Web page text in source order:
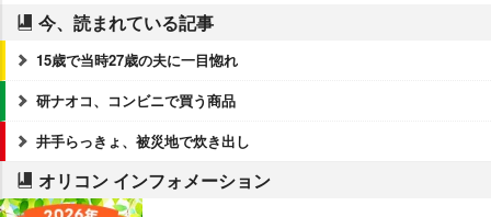
今、読まれている記事
15歳で当時27歳の夫に一目惚れ
研ナオコ、コンビニで買う商品
井手らっきょ、被災地で炊き出し
オリコン インフォメーション